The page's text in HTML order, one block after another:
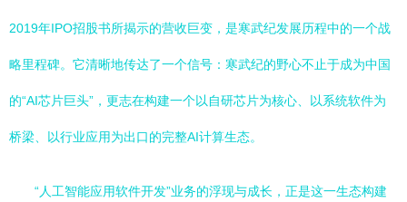
2019年IPO招股书所揭示的营收巨变，是寒武纪发展历程中的一个战
略里程碑。它清晰地传达了一个信号：寒武纪的野心不止于成为中国
的“AI芯片巨头”，更志在构建一个以自研芯片为核心、以系统软件为
桥梁、以行业应用为出口的完整AI计算生态。
“人工智能应用软件开发”业务的浮现与成长，正是这一生态构建